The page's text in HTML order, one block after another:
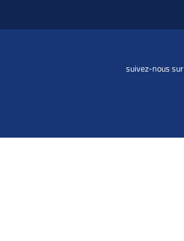
suivez-nous sur